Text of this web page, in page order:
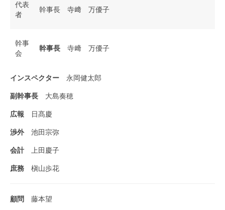
代表
者
幹事長 寺﨑 万優子
幹事
会
幹事長 寺﨑 万優子
インスペクター 永岡健太郎
副幹事長 大島奏穂
広報 日髙慶
渉外 池田宗弥
会計 上田慶子
庶務 槇山歩花
顧問 藤本望